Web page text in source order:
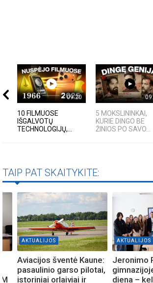
09:20
10 FILMUOSE
IŠGALVOTŲ
TECHNOLOGIJŲ,...
5 MOKSLININKAI,
KURIE DINGO BE
ŽINIOS PO SAVO...
TAIP PAT SKAITYKITE:
AKTUALIJOS
Aviacijos šventė Kaune:
pasaulinio garso pilotai,
istoriniai orlaiviai ir
AKTUALIJOS
Jeronimo
diena –